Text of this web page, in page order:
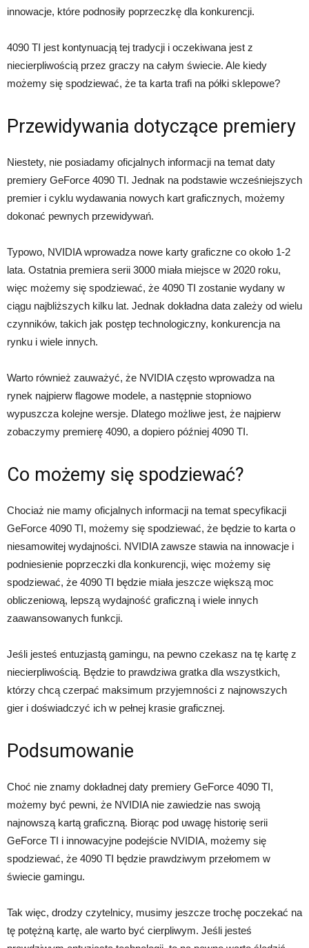
innowacje, które podnosiły poprzeczkę dla konkurencji.
4090 TI jest kontynuacją tej tradycji i oczekiwana jest z
niecierpliwością przez graczy na całym świecie. Ale kiedy
możemy się spodziewać, że ta karta trafi na półki sklepowe?
Przewidywania dotyczące premiery
Niestety, nie posiadamy oficjalnych informacji na temat daty
premiery GeForce 4090 TI. Jednak na podstawie wcześniejszych
premier i cyklu wydawania nowych kart graficznych, możemy
dokonać pewnych przewidywań.
Typowo, NVIDIA wprowadza nowe karty graficzne co około 1-2
lata. Ostatnia premiera serii 3000 miała miejsce w 2020 roku,
więc możemy się spodziewać, że 4090 TI zostanie wydany w
ciągu najbliższych kilku lat. Jednak dokładna data zależy od wielu
czynników, takich jak postęp technologiczny, konkurencja na
rynku i wiele innych.
Warto również zauważyć, że NVIDIA często wprowadza na
rynek najpierw flagowe modele, a następnie stopniowo
wypuszcza kolejne wersje. Dlatego możliwe jest, że najpierw
zobaczymy premierę 4090, a dopiero później 4090 TI.
Co możemy się spodziewać?
Chociaż nie mamy oficjalnych informacji na temat specyfikacji
GeForce 4090 TI, możemy się spodziewać, że będzie to karta o
niesamowitej wydajności. NVIDIA zawsze stawia na innowacje i
podniesienie poprzeczki dla konkurencji, więc możemy się
spodziewać, że 4090 TI będzie miała jeszcze większą moc
obliczeniową, lepszą wydajność graficzną i wiele innych
zaawansowanych funkcji.
Jeśli jesteś entuzjastą gamingu, na pewno czekasz na tę kartę z
niecierpliwością. Będzie to prawdziwa gratka dla wszystkich,
którzy chcą czerpać maksimum przyjemności z najnowszych
gier i doświadczyć ich w pełnej krasie graficznej.
Podsumowanie
Choć nie znamy dokładnej daty premiery GeForce 4090 TI,
możemy być pewni, że NVIDIA nie zawiedzie nas swoją
najnowszą kartą graficzną. Biorąc pod uwagę historię serii
GeForce TI i innowacyjne podejście NVIDIA, możemy się
spodziewać, że 4090 TI będzie prawdziwym przełomem w
świecie gamingu.
Tak więc, drodzy czytelnicy, musimy jeszcze trochę poczekać na
tę potężną kartę, ale warto być cierpliwym. Jeśli jesteś